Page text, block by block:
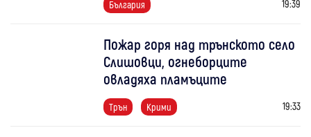
България 19:39
Пожар горя над трънското село
Слишовци, огнеборците
овладяха пламъците
Трън Крими 19:33